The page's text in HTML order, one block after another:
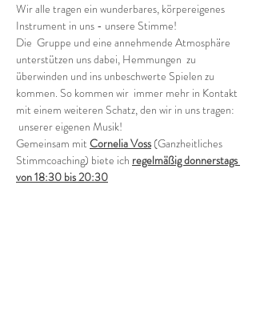
Wir alle tragen ein wunderbares, körpereigenes
Instrument in uns - unsere Stimme!
Die  Gruppe und eine annehmende Atmosphäre
unterstützen uns dabei, Hemmungen  zu
überwinden und ins unbeschwerte Spielen zu
kommen. So kommen wir  immer mehr in Kontakt
mit einem weiteren Schatz, den wir in uns tragen:
unserer eigenen Musik!
Gemeinsam mit Cornelia Voss (Ganzheitliches
Stimmcoaching) biete ich regelmäßig donnerstags
von 18:30 bis 20:30